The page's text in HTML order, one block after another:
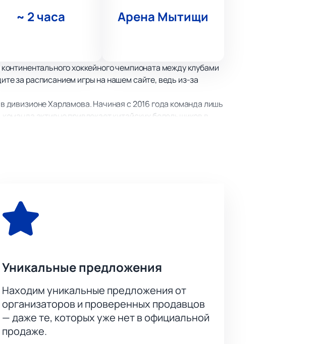
~ 2 часа Арена Мытищи
хоккейного чемпионата между клубами
за расписанием игры на нашем сайте, ведь из-за
дивизионе Харламова. Начиная с 2016 года команда лишь
активно привлекает китайских болельщиков в
свободного времени. К оплате принимаются все виды
Уникальные предложения
Находим уникальные предложения от
организаторов и проверенных продавцов
— даже те, которых уже нет в официальной
продаже.